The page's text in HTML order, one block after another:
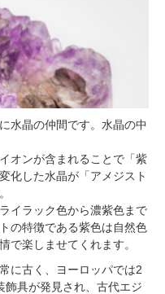
水晶の仲間です。水晶の中
オンが含まれることで「紫
化した水晶が「アメジスト
イラック色から濃紫色まで
の特徴である紫色は自然色
で楽しませてくれます。
に古く、ヨーロッパでは2
具が発見され、古代エジ